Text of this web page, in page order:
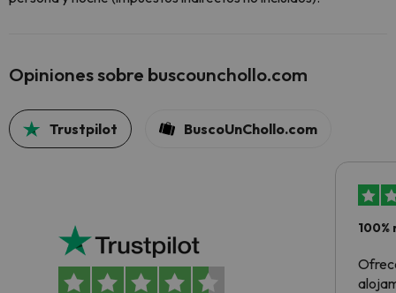
Opiniones sobre buscounchollo.com
Trustpilot BuscoUnChollo.com